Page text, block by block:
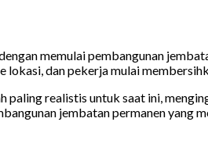
memulai pembangunan
lokasi, dan pekerja mulai
realistis untuk saat ini,
jembatan permanen yang